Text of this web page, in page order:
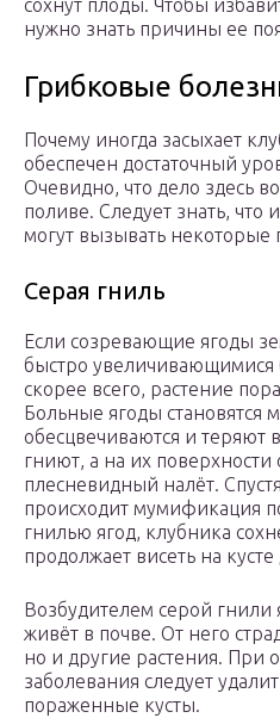
сохнут плоды. Чтобы
нужно знать причины ее
Грибковые
Почему иногда засыхает
обеспечен достаточный
Очевидно, что дело здесь
поливе. Следует знать, что
могут вызывать некоторые
Серая гниль
Если созревающие ягоды
быстро увеличивающимися
скорее всего, растение
Больные ягоды становятся
обесцвечиваются и теряют
гниют, а на их поверхности
плесневидный налёт.
происходит мумификация
гнилью ягод, клубника
продолжает висеть на
Возбудителем серой гнили
живёт в почве. От него
но и другие растения. При
заболевания следует
пораженные кусты.